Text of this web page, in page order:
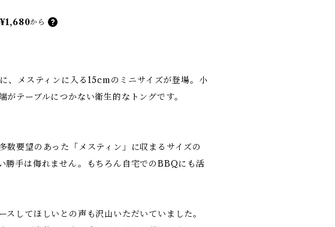
¥1,680から
メスティンに入る15cmのミニサイズが登場。小
テーブルにつかない衛生的なトングです。
数要望のあった「メスティン」に収まるサイズの
勝手は侮れません。もちろん自宅でのBBQにも活
してほしいとの声も沢山いただいていました。